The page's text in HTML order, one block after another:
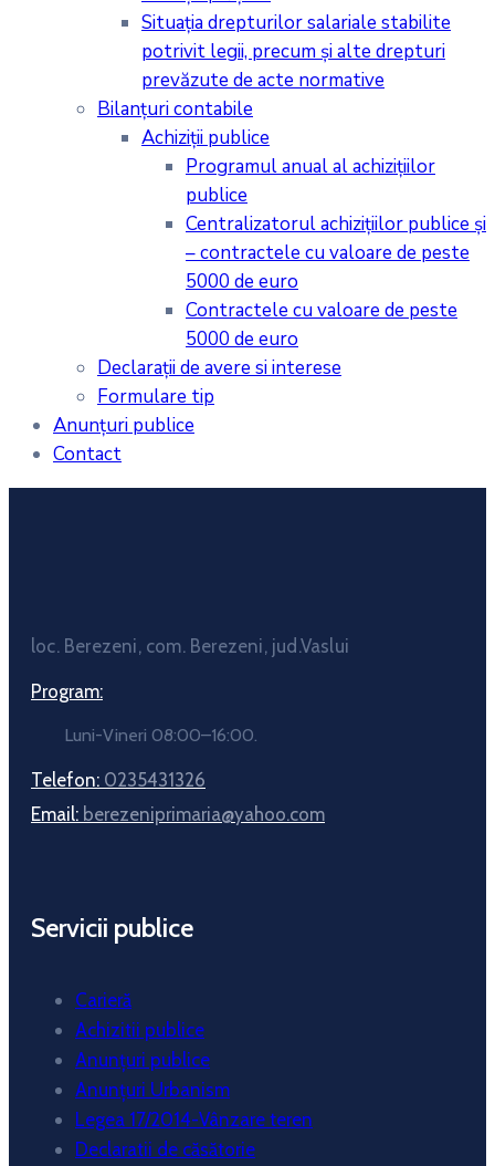
Situaţia drepturilor salariale stabilite
potrivit legii, precum şi alte drepturi
prevăzute de acte normative
Bilanţuri contabile
Achiziţii publice
Programul anual al achiziţiilor
publice
Centralizatorul achiziţiilor publice şi
– contractele cu valoare de peste
5000 de euro
Contractele cu valoare de peste
5000 de euro
Declarații de avere si interese
Formulare tip
Anunțuri publice
Contact
loc. Berezeni, com. Berezeni, jud.Vaslui
Program:
Luni-Vineri 08:00–16:00.
Telefon: 0235431326
Email: berezeniprimaria@yahoo.com
Servicii publice
Carieră
Achizitii publice
Anunțuri publice
Anunțuri Urbanism
Legea 17/2014-Vânzare teren
Declaratii de căsătorie